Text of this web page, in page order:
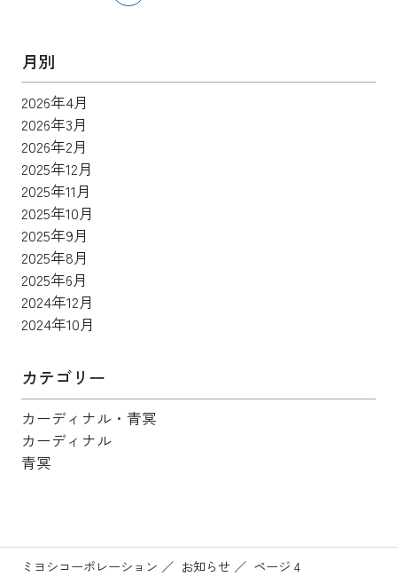
月別
2026年4月
2026年3月
2026年2月
2025年12月
2025年11月
2025年10月
2025年9月
2025年8月
2025年6月
2024年12月
2024年10月
カテゴリー
カーディナル・青冥
カーディナル
青冥
ミヨシコーポレーション お知らせ ページ 4